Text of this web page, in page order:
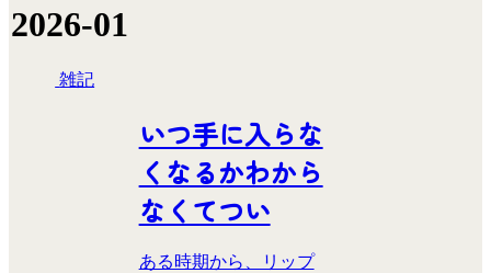
2026-01
雑記
いつ手に入らな
くなるかわから
なくてつい
ある時期から、リップ